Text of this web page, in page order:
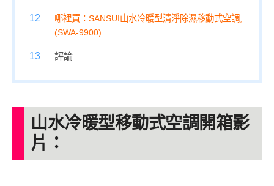
哪裡買：SANSUI山水冷暖型清淨除濕移動式空調,
(SWA-9900)
評論
山水冷暖型移動式空調 開箱影
片：